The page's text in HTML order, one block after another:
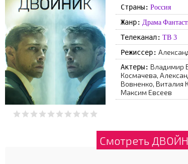
Страны: Россия
Жанр: Драма
Телеканал: ТВ 3
Режиссер:
Актеры: Владимир
Космачева,
Вовненко, Виталия
Максим Евсеев
Смотреть